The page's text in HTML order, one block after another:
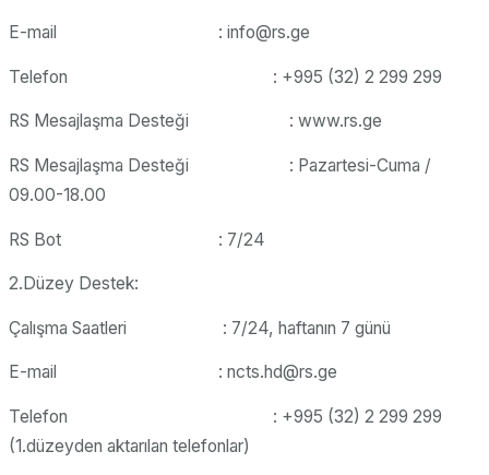
E-mail : info@rs.ge
Telefon : +995 (32) 2 299 299
RS Mesajlaşma Desteği : www.rs.ge
RS Mesajlaşma Desteği : Pazartesi-Cuma /
09.00-18.00
RS Bot : 7/24
2.Düzey Destek:
Çalışma Saatleri : 7/24, haftanın 7 günü
E-mail : ncts.hd@rs.ge
Telefon : +995 (32) 2 299 299
(1.düzeyden aktarılan telefonlar)